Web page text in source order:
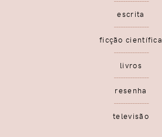
escrita
ficção científica
livros
resenha
televisão